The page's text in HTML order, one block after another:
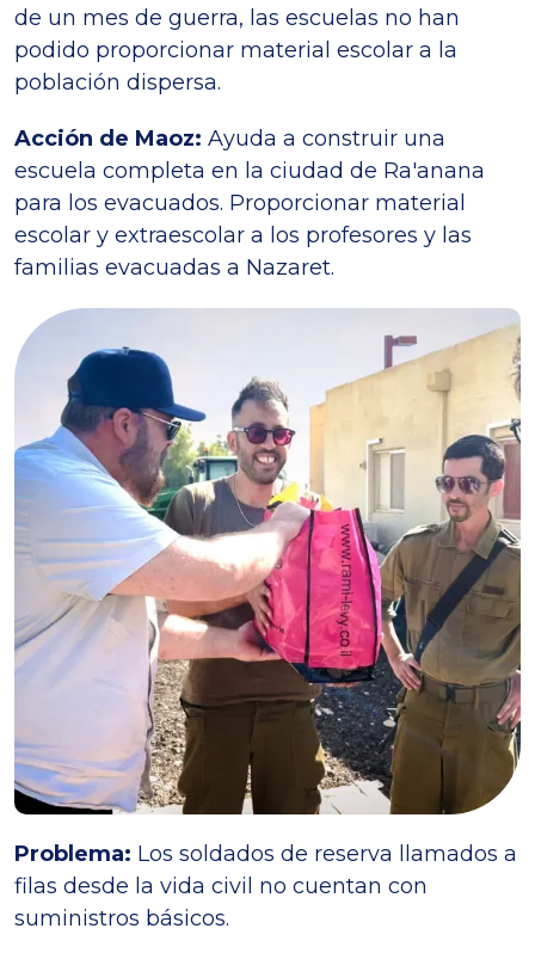
de un mes de guerra, las escuelas no han
podido proporcionar material escolar a la
población dispersa.
Acción de Maoz: Ayuda a construir una
escuela completa en la ciudad de Ra'anana
para los evacuados. Proporcionar material
escolar y extraescolar a los profesores y las
familias evacuadas a Nazaret.
Problema: Los soldados de reserva llamados a
filas desde la vida civil no cuentan con
suministros básicos.